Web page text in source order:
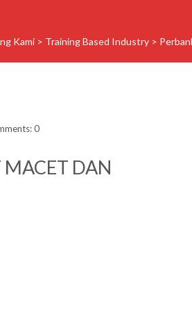
Kami > Training Based Industry >
0
DAN